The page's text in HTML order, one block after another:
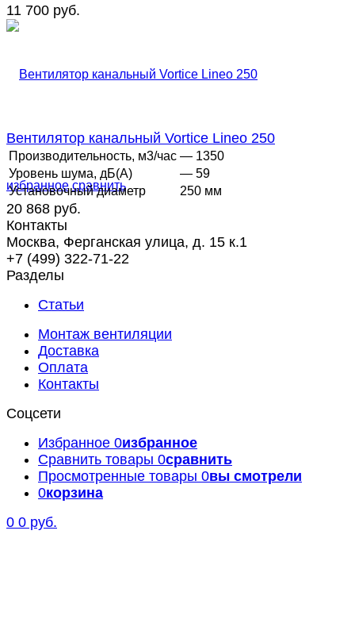
11 700 руб.
избранное сравнить
Вентилятор канальный Vortice Lineo 250
Производительность, м3/час — 1350
Уровень шума, дБ(А)
— 59
Установочный диаметр
250 мм
20 868 руб.
Контакты
Москва, Ферганская улица, д. 15 к.1
+7 (499) 322-71-22
Разделы
Статьи
Монтаж вентиляции
Доставка
Оплата
Контакты
Соцсети
Избранное 0избранное
Сравнить товары 0сравнить
Просмотренные товары 0вы смотрели
0корзина
0 0 руб.